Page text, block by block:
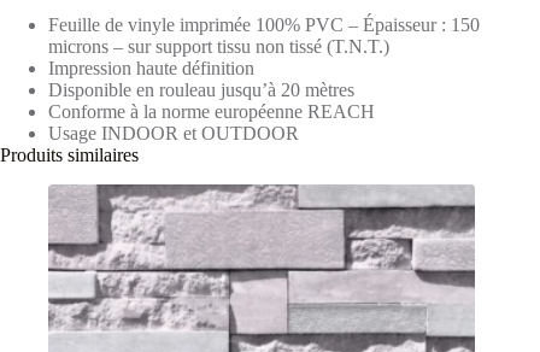
Feuille de vinyle imprimée 100% PVC – Épaisseur : 150
microns – sur support tissu non tissé (T.N.T.)
Impression haute définition
Disponible en rouleau jusqu’à 20 mètres
Conforme à la norme européenne REACH
Usage INDOOR et OUTDOOR
Produits similaires